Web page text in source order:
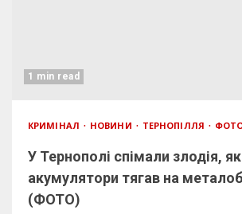
1 min read
КРИМІНАЛ НОВИНИ ТЕРНОПІЛЛЯ
У Тернополі спімали злодія,
акумулятори тягав на
(ФОТО)